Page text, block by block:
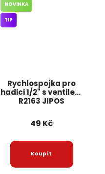
Rychlospojka pro
hadici 1/2" s ventilem
R2163 JIPOS
NOVINKA
TIP
49 Kč